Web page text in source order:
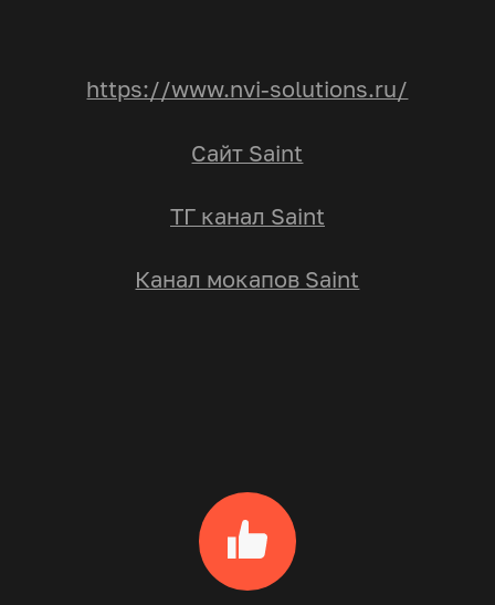
https://www.nvi-solutions.ru/
Сайт Saint
ТГ канал Saint
Канал мокапов Saint